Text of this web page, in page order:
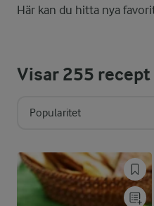
Här kan du hitta nya
Visar255 recept
Popularitet